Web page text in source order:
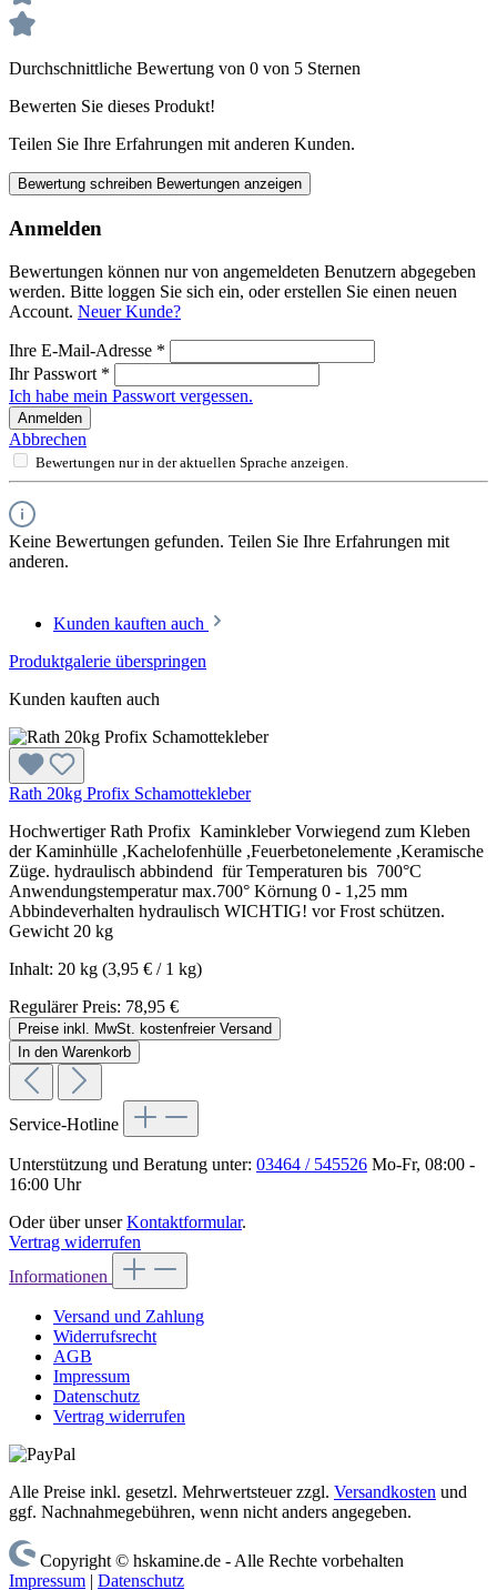
Durchschnittliche Bewertung von 0 von 5 Sternen
Bewerten Sie dieses Produkt!
Teilen Sie Ihre Erfahrungen mit anderen Kunden.
Bewertung schreiben Bewertungen anzeigen
Anmelden
Bewertungen können nur von angemeldeten Benutzern abgegeben
werden. Bitte loggen Sie sich ein, oder erstellen Sie einen neuen
Account. Neuer Kunde?
Ihre E-Mail-Adresse *
Ihr Passwort *
Ich habe mein Passwort vergessen.
Anmelden
Abbrechen
Bewertungen nur in der aktuellen Sprache anzeigen.
Keine Bewertungen gefunden. Teilen Sie Ihre Erfahrungen mit
anderen.
Kunden kauften auch
Produktgalerie überspringen
Kunden kauften auch
Rath 20kg Profix Schamottekleber
Hochwertiger Rath Profix Kaminkleber Vorwiegend zum Kleben
der Kaminhülle ,Kachelofenhülle ,Feuerbetonelemente ,Keramische
Züge. hydraulisch abbindend für Temperaturen bis 700°C
Anwendungstemperatur max.700° Körnung 0 - 1,25 mm
Abbindeverhalten hydraulisch WICHTIG! vor Frost schützen.
Gewicht 20 kg
Inhalt: 20 kg (3,95 € / 1 kg)
Regulärer Preis: 78,95 €
Preise inkl. MwSt. kostenfreier Versand
In den Warenkorb
Service-Hotline
Unterstützung und Beratung unter: 03464 / 545526 Mo-Fr, 08:00 -
16:00 Uhr
Oder über unserKontaktformular.
Vertrag widerrufen
Informationen
Versand und Zahlung
Widerrufsrecht
AGB
Impressum
Datenschutz
Vertrag widerrufen
Alle Preise inkl. gesetzl. Mehrwertsteuer zzgl. Versandkosten und
ggf. Nachnahmegebühren, wenn nicht anders angegeben.
Copyright © hskamine.de - Alle Rechte vorbehalten
Impressum | Datenschutz